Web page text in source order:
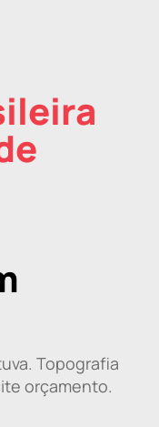
Topografia
orçamento.